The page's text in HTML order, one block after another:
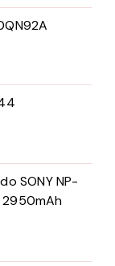
SONY NP-
2950mAh